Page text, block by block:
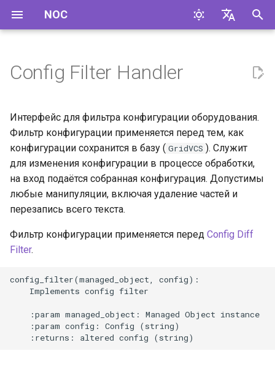
NOC
и
а
и
а
и
Примеры
Удаление пароля
Config Filter Handler
Интерфейс для фильтра конфигурации оборудования.
Фильтр конфигурации применяется перед тем, как
конфигурации сохранится в базу ( GridVCS ). Служит
для изменения конфигурации в процессе обработки,
на вход подаётся собранная конфигурация. Допустимы
любые манипуляции, включая удаление частей и
перезапись всего текста.
Фильтр конфигурации применяется перед Config Diff
Filter.
config_filter(managed_object, config):
    Implements config filter
    :param managed_object: Managed Object instance
    :param config: Config (string)